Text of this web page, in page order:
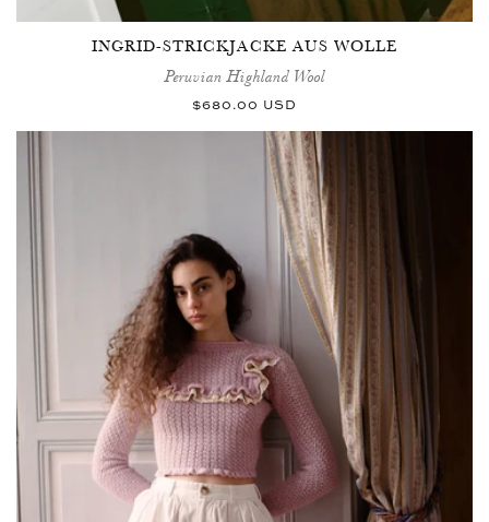
INGRID-STRICKJACKE AUS WOLLE
Peruvian Highland Wool
Normaler
$680.00 USD